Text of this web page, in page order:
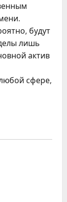
будут
лишь
актив
сфере,